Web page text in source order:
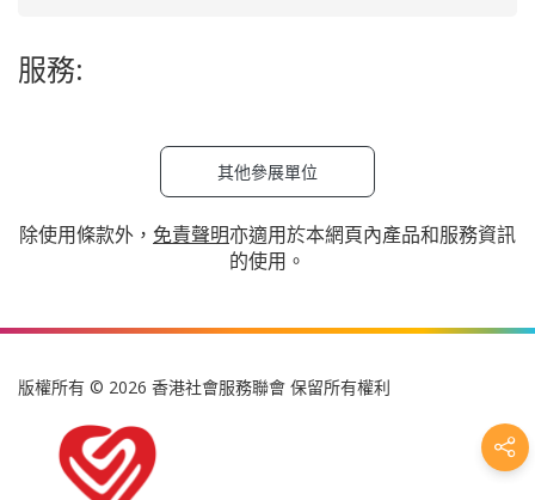
服務:
其他參展單位
除使用條款外， 免責聲明亦適用於本網頁內產品和服務資訊
的使用。
版權所有 © 2026 香港社會服務聯會 保留所有權利